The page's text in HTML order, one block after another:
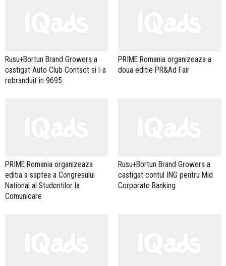
Rusu+Bortun Brand Growers a
castigat Auto Club Contact si l-a
rebranduit in 9695
PRIME Romania organizeaza a
doua editie PR&Ad Fair
PRIME Romania organizeaza
editia a saptea a Congresului
National al Studentilor la
Comunicare
Rusu+Bortun Brand Growers a
castigat contul ING pentru Mid
Corporate Banking